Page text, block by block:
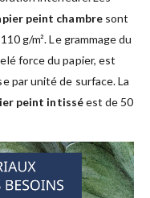
peint chambresont
g/m². Le grammage du
force du papier, est
par unité de surface. La
peint intisséest de 50